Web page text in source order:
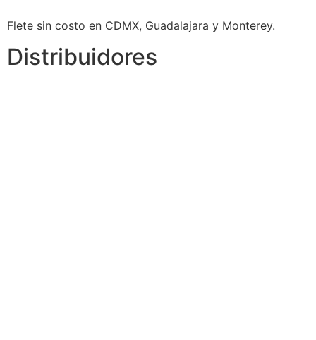
Flete sin costo en CDMX, Guadalajara y Monterey.
Distribuidores